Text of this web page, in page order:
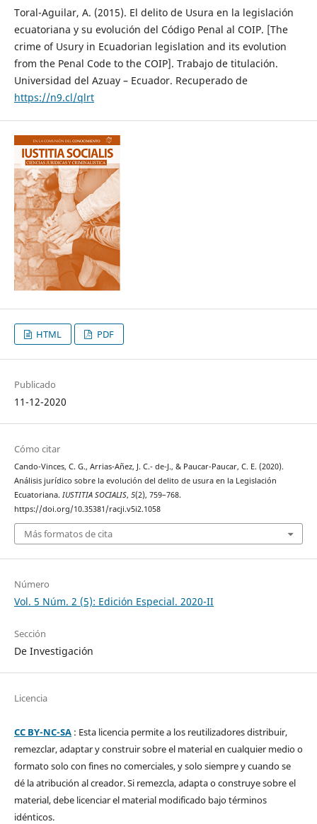
Toral-Aguilar, A. (2015). El delito de Usura en la legislación
ecuatoriana y su evolución del Código Penal al COIP. [The
crime of Usury in Ecuadorian legislation and its evolution
from the Penal Code to the COIP]. Trabajo de titulación.
Universidad del Azuay – Ecuador. Recuperado de
https://n9.cl/qlrt
HTML PDF
Publicado
11-12-2020
Cómo citar
Cando-Vinces, C. G., Arrias-Añez, J. C.- de-J., & Paucar-Paucar, C. E. (2020).
Análisis jurídico sobre la evolución del delito de usura en la Legislación
Ecuatoriana. IUSTITIA SOCIALIS, 5(2), 759–768.
https://doi.org/10.35381/racji.v5i2.1058
Más formatos de cita
Número
Vol. 5 Núm. 2 (5): Edición Especial. 2020-II
Sección
De Investigación
Licencia
CC BY-NC-SA: Esta licencia permite a los reutilizadores distribuir,
remezclar, adaptar y construir sobre el material en cualquier medio o
formato solo con fines no comerciales, y solo siempre y cuando se
dé la atribución al creador. Si remezcla, adapta o construye sobre el
material, debe licenciar el material modificado bajo términos
idénticos.